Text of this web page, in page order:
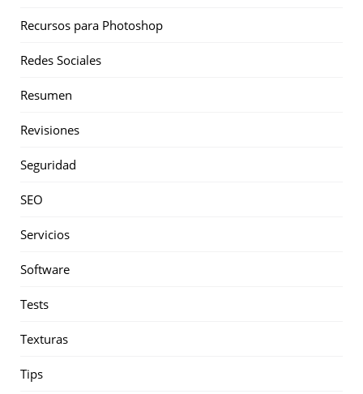
Recursos para Photoshop
Redes Sociales
Resumen
Revisiones
Seguridad
SEO
Servicios
Software
Tests
Texturas
Tips